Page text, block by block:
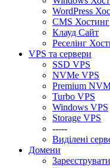
WordPress
CMS Хостинг
Клауд Сайт
Реселінг
VPS та сервери
SSD VPS
NVMe VPS
Premium
Turbo VPS
Windows VPS
Stоrage VPS
-----
Виділені
Домени